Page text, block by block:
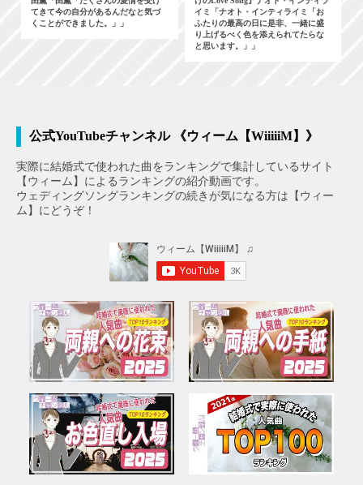
てきて今の自分があるんだなと気づ
くことができました。」」
イミ「ナオト・インティライミ「お
ふたりの最高の日に是非、一緒に盛
り上げるべく色を添えられてたらな
と思います。」」
公式YouTubeチャンネル 《ウィーム【WiiiiiM】》
実際に結婚式で使われた曲をランキングで集計しているサイト
【ウィーム】によるランキングの紹介動画です。
ウェディングソングランキングの続きが気になる方は【ウィー
ム】にどうぞ！